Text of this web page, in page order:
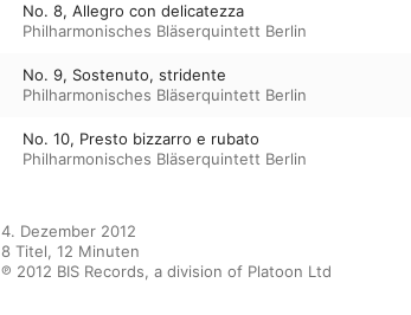
No. 8, Allegro con delicatezza
Philharmonisches Bläserquintett Berlin
No. 9, Sostenuto, stridente
Philharmonisches Bläserquintett Berlin
No. 10, Presto bizzarro e rubato
Philharmonisches Bläserquintett Berlin
4. Dezember 2012
8 Titel, 12 Minuten
℗ 2012 BIS Records, a division of Platoon Ltd